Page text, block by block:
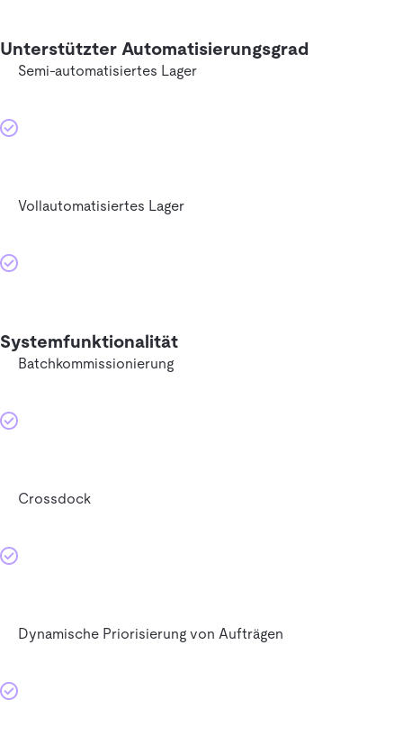
Unterstützter Automatisierungsgrad
Semi-automatisiertes Lager
Vollautomatisiertes Lager
Systemfunktionalität
Batchkommissionierung
Crossdock
Dynamische Priorisierung von Aufträgen